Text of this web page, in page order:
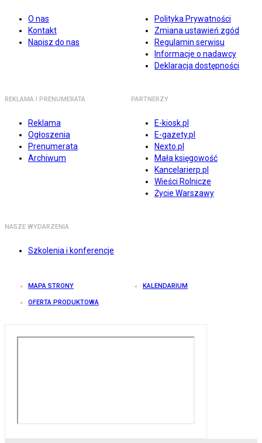
O nas
Kontakt
Napisz do nas
Polityka Prywatności
Zmiana ustawień zgód
Regulamin serwisu
Informacje o nadawcy
Deklaracja dostępności
REKLAMA I PRENUMERATA
Reklama
Ogłoszenia
Prenumerata
Archiwum
PARTNERZY
E-kiosk.pl
E-gazety.pl
Nexto.pl
Mała księgowość
Kancelarierp.pl
Wieści Rolnicze
Życie Warszawy
NASZE WYDARZENIA
Szkolenia i konferencje
MAPA STRONY KALENDARIUM
OFERTA PRODUKTOWA